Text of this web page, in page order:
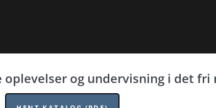
og undervisning i det fri